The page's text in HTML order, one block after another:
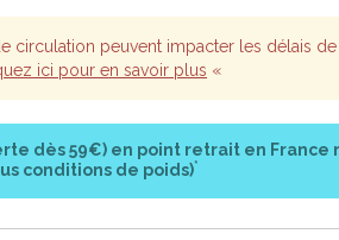
circulation peuvent impacter les délais de
ici pour en savoir plus «
dès 59€) en point retrait en France
conditions de poids)*